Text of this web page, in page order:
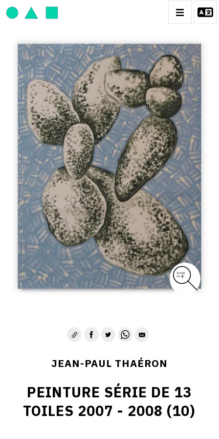
JEAN-PAUL THAÉRON
BIOGRAPHIE
CATALOGUE DES OEUVRES
OBJET / SIGNE
PEINTURE
SCULPTURE
CONTACT
JEAN-PAUL THAÉRON
PEINTURE SÉRIE DE 13
TOILES 2007 - 2008 (10)